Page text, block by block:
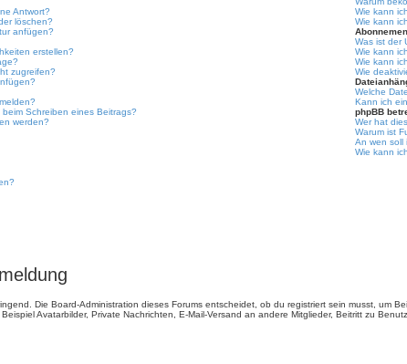
Antwort?
löschen?
anfügen?
erstellen?
zugreifen?
beim Schreiben eines Beitrags?
werden?
Wie kann
Wie kann
Was ist der
Wie kann
Wie kann
Wie
Welche
Kann ich
phpBB
Wer hat
Warum ist
An wen soll
Wie kann
Die Board-Administration dieses Forums entscheidet, ob du registriert sein musst, um
Avatarbilder, Private Nachrichten, E-Mail-Versand an andere Mitglieder, Beitritt zu